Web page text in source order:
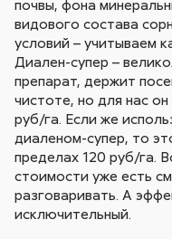
почвы, фона
видового состава
условий – учитываем
Диален-супер –
препарат, держит
чистоте, но для нас
руб/га. Если же
диаленом-супер, то
пределах 120 руб/га.
стоимости уже есть
разговаривать. А
исключительный.